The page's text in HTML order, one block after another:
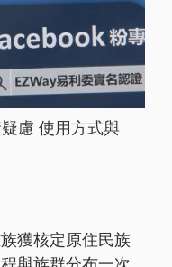
慮 使用方式與
獲核定原住民族